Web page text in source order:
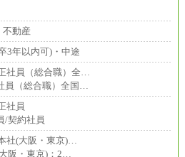
不動産
3年以内可)・中途
社員（総合職）全…
員（総合職）全国…
社員
/契約社員
社(大阪・東京)…
阪・東京)：2…